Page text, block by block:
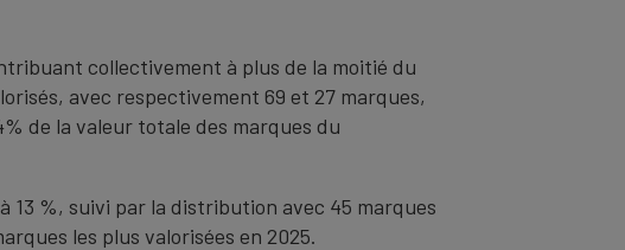
collectivement à plus de la moitié du
avec respectivement 69 et 27 marques,
de la valeur totale des marques du
%, suivi par la distribution avec 45 marques
les plus valorisées en 2025.